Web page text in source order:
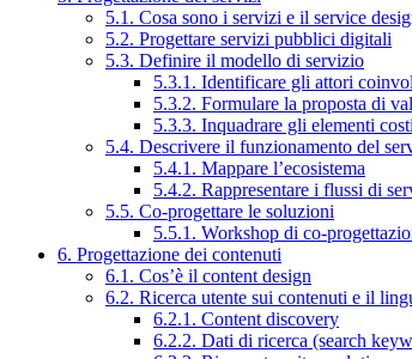
5.1. Cosa sono i servizi e il service
5.2. Progettare servizi pubblici digitali
5.3. Definire il modello di servizio
5.3.1. Identificare gli attori
5.3.2. Formulare la proposta di
5.3.3. Inquadrare gli elementi
5.4. Descrivere il funzionamento del
5.4.1. Mappare l’ecosistema
5.4.2. Rappresentare i flussi di
5.5. Co-progettare le soluzioni
5.5.1. Workshop di co-
6. Progettazione dei contenuti
6.1. Cos’è il content design
6.2. Ricerca utente sui contenuti e il
6.2.1. Content discovery
6.2.2. Dati di ricerca (search